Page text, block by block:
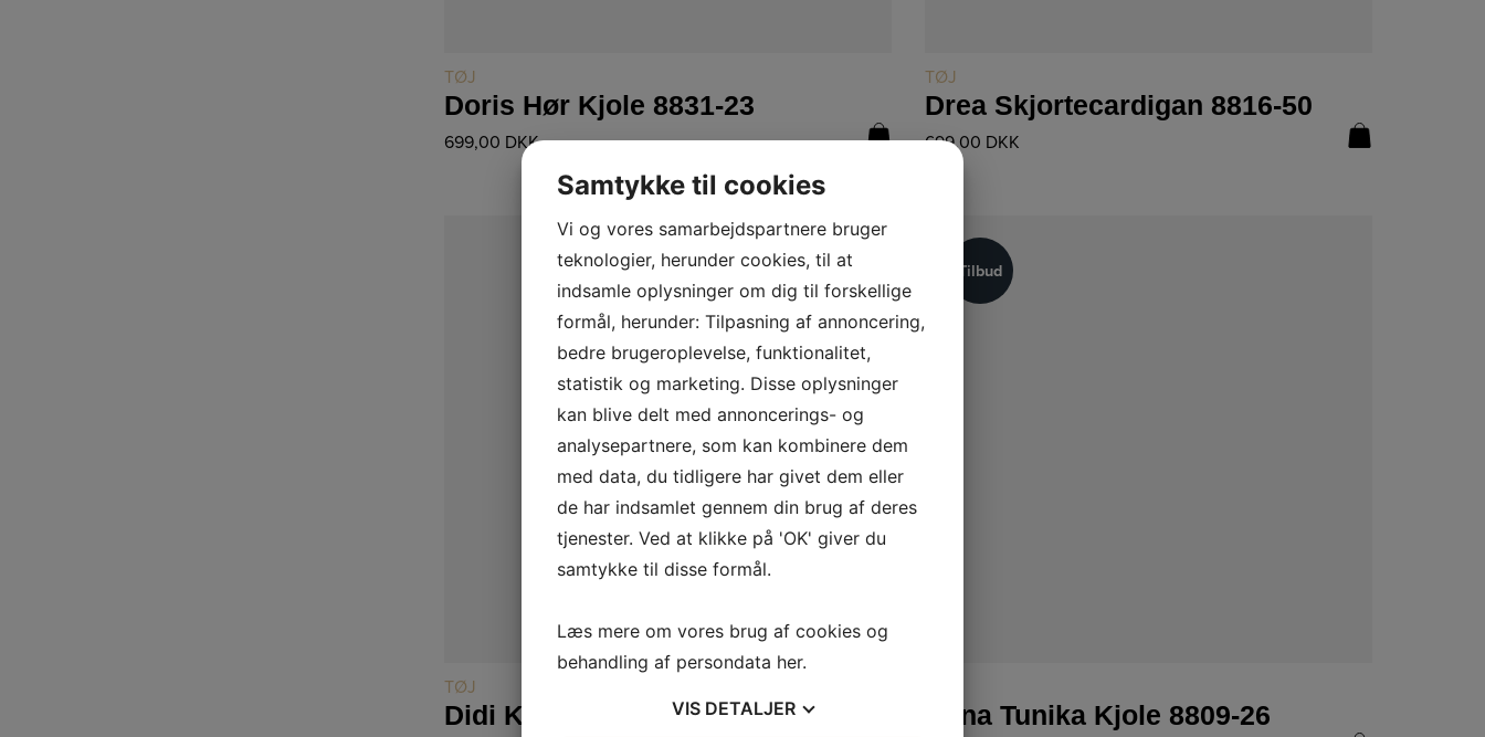
TØJ
Doris Hør Kjole 8831-23
699,00 DKK
TØJ
Drea Skjortecardigan 8816-50
699,00 DKK
TØJ
Didi Kjole 8814-23
Tilbud
Tilbud
Dana Tunika Kjole 8809-26
Samtykke til cookies
Vi og vores samarbejdspartnere bruger
teknologier, herunder cookies, til at
indsamle oplysninger om dig til forskellige
formål, herunder: Tilpasning af annoncering,
bedre brugeroplevelse, funktionalitet,
statistik og marketing. Disse oplysninger
kan blive delt med annoncerings- og
analysepartnere, som kan kombinere dem
med data, du tidligere har givet dem eller
de har indsamlet gennem din brug af deres
tjenester. Ved at klikke på 'OK' giver du
samtykke til disse formål.
Læs mere om vores brug af cookies og
behandling af persondata her.
VIS DETALJER